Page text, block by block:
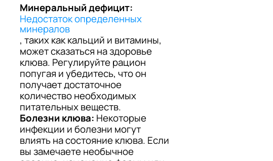
Минеральный дефицит:
Недостаток определенных
минералов
, таких как кальций и витамины,
может сказаться на здоровье
клюва. Регулируйте рацион
попугая и убедитесь, что он
получает достаточное
количество необходимых
питательных веществ.
Болезни клюва: Некоторые
инфекции и болезни могут
влиять на состояние клюва. Если
вы замечаете необычное